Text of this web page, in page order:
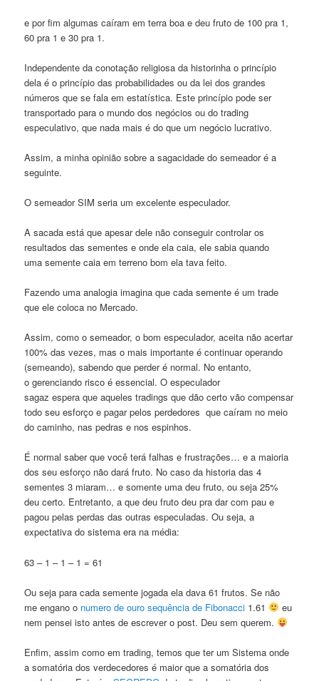
e por fim algumas caíram em terra boa e deu fruto de 100 pra 1,
60 pra 1 e 30 pra 1.
Independente da conotação religiosa da historinha o princípio
dela é o princípio das probabilidades ou da lei dos grandes
números que se fala em estatística. Este princípio pode ser
transportado para o mundo dos negócios ou do trading
especulativo, que nada mais é do que um negócio lucrativo.
Assim, a minha opinião sobre a sagacidade do semeador é a
seguinte.
O semeador SIM seria um excelente especulador.
A sacada está que apesar dele não conseguir controlar os
resultados das sementes e onde ela caia, ele sabia quando
uma semente caia em terreno bom ela tava feito.
Fazendo uma analogia imagina que cada semente é um trade
que ele coloca no Mercado.
Assim, como o semeador, o bom especulador, aceita não acertar
100% das vezes, mas o mais importante é continuar operando
(semeando), sabendo que perder é normal. No entanto,
o gerenciando risco é essencial. O especulador
sagaz espera que aqueles tradings que dão certo vão compensar
todo seu esforço e pagar pelos perdedores que caíram no meio
do caminho, nas pedras e nos espinhos.
É normal saber que você terá falhas e frustrações… e a maioria
dos seu esforço não dará fruto. No caso da historia das 4
sementes 3 miaram… e somente uma deu fruto, ou seja 25%
deu certo. Entretanto, a que deu fruto deu pra dar com pau e
pagou pelas perdas das outras especuladas. Ou seja, a
expectativa do sistema era na média:
63 – 1 – 1 – 1 = 61
Ou seja para cada semente jogada ela dava 61 frutos. Se não
me engano o numero de ouro sequência de Fibonacci 1.61
eu
nem pensei isto antes de escrever o post. Deu sem querem.
Enfim, assim como em trading, temos que ter um Sistema onde
a somatória dos verdecedores é maior que a somatória dos